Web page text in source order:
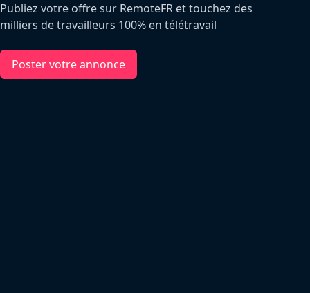
Publiez votre offre sur RemoteFR et touchez des
milliers de travailleurs 100% en télétravail
Poster votre annonce